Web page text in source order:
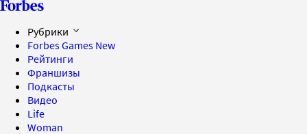
Рубрики
Forbes Games New
Рейтинги
Франшизы
Подкасты
Видео
Life
Woman